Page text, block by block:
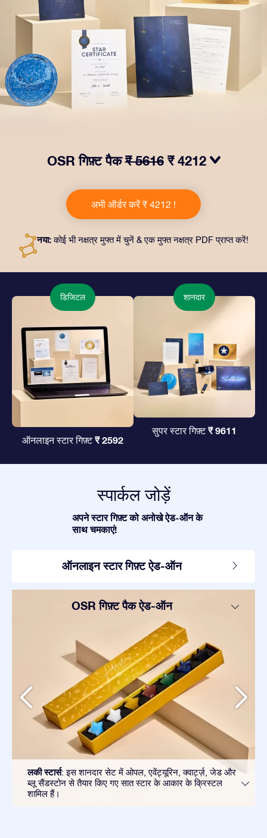
OSR गिफ़्ट पैक₹ 5616 ₹ 4212
लिफ़ाफ़ा, आपकी पसंद से तैयार दस्तावेज़, साथ ही डिजिटल दस्तावेज़
और हमारे ऐप्स का मुफ़्त इस्तेमाल शामिल है। यह दोस्तों और प्रियजनों को
एक हमेशा बरक़रार रहने वाला उपहार पेश करने का जादुई तरीक़ा है।
अभी ऑर्डर करें ₹ 4212 !
नया:कोई भी नक्षत्र मुफ्त में चुनें & एक मुफ्त नक्षत्र PDF प्राप्त करें!
डिजिटल
ऑनलाइन स्टार गिफ़्ट₹ 2592
शानदार
सुपर स्टार गिफ़्ट₹ 9611
स्पार्कल जोड़ें
अपने स्टार गिफ़्ट को अनोखे ऐड-ऑन के
साथ चमकाएं!
ऑनलाइन स्टार गिफ़्ट ऐड-ऑन
OSR गिफ़्ट पैक ऐड-ऑन
लकी स्टार्स: इस शानदार सेट में ओपल, एवेंट्यूरिन, क्वार्ट्ज़, जेड और
ब्लू सैंडस्टोन से तैयार किए गए सात स्टार के आकार के क्रिस्टल
शामिल हैं।